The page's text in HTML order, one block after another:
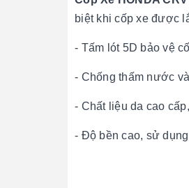
biệt khi cốp xe được
- Tấm lót 5D bảo vệ
- Chống thấm nước
- Chất liệu da cao
- Độ bền cao, sử